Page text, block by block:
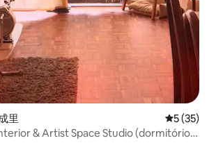
里 5 de uma
5 (35)
& Artist Space Studio (dormitório